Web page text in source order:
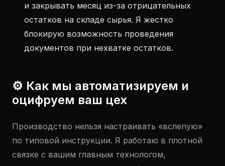
и закрывать месяц из-за отрицательных
остатков на складе сырья. Я жестко
блокирую возможность проведения
документов при нехватке остатков.
⚙️ Как мы автоматизируем и
оцифруем ваш цех
Производство нельзя настраивать «вслепую»
по типовой инструкции. Я работаю в плотной
связке с вашим главным технологом,